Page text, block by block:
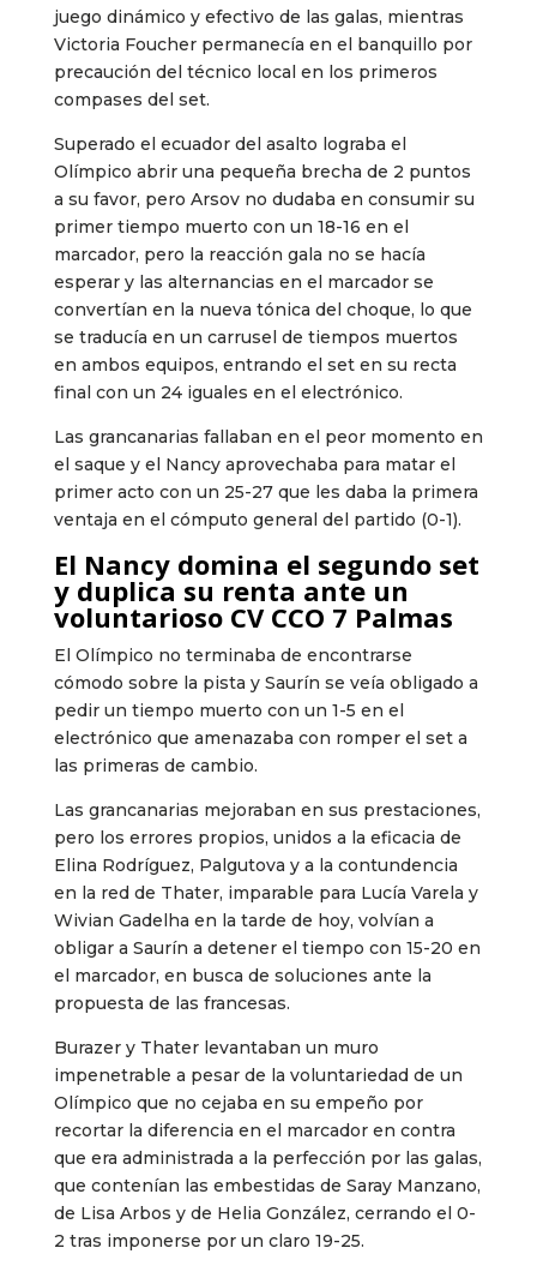
juego dinámico y efectivo de las galas, mientras
Victoria Foucher permanecía en el banquillo por
precaución del técnico local en los primeros
compases del set.
Superado el ecuador del asalto lograba el
Olímpico abrir una pequeña brecha de 2 puntos
a su favor, pero Arsov no dudaba en consumir su
primer tiempo muerto con un 18-16 en el
marcador, pero la reacción gala no se hacía
esperar y las alternancias en el marcador se
convertían en la nueva tónica del choque, lo que
se traducía en un carrusel de tiempos muertos
en ambos equipos, entrando el set en su recta
final con un 24 iguales en el electrónico.
Las grancanarias fallaban en el peor momento en
el saque y el Nancy aprovechaba para matar el
primer acto con un 25-27 que les daba la primera
ventaja en el cómputo general del partido (0-1).
El Nancy domina el segundo set
y duplica su renta ante un
voluntarioso CV CCO 7 Palmas
El Olímpico no terminaba de encontrarse
cómodo sobre la pista y Saurín se veía obligado a
pedir un tiempo muerto con un 1-5 en el
electrónico que amenazaba con romper el set a
las primeras de cambio.
Las grancanarias mejoraban en sus prestaciones,
pero los errores propios, unidos a la eficacia de
Elina Rodríguez, Palgutova y a la contundencia
en la red de Thater, imparable para Lucía Varela y
Wivian Gadelha en la tarde de hoy, volvían a
obligar a Saurín a detener el tiempo con 15-20 en
el marcador, en busca de soluciones ante la
propuesta de las francesas.
Burazer y Thater levantaban un muro
impenetrable a pesar de la voluntariedad de un
Olímpico que no cejaba en su empeño por
recortar la diferencia en el marcador en contra
que era administrada a la perfección por las galas,
que contenían las embestidas de Saray Manzano,
de Lisa Arbos y de Helia González, cerrando el 0-
2 tras imponerse por un claro 19-25.